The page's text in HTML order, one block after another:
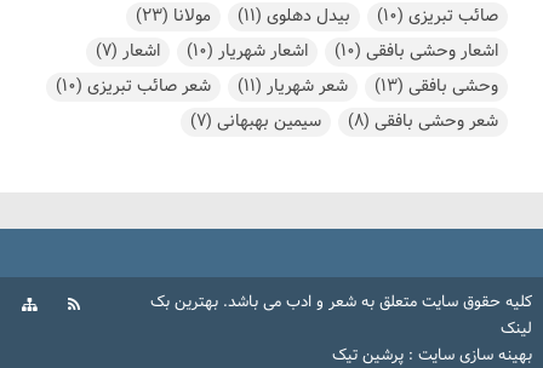
صائب تبریزی(10) بیدل دهلوی(11) مولانا (23)
اشعار وحشی بافقی(10) اشعار شهریار(10) اشعار(7)
وحشی بافقی(13) شعر شهریار(11) شعر صائب تبریزی(10)
شعر وحشی بافقی(8) سیمین بهبهانی(7)
کلیه حقوق سایت متعلق بهشعر و ادبمی باشد. بهترین بک
لینک
بهینه سازی سایت: پرشین تیک